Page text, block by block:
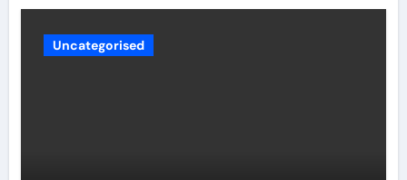
глубины человеческой
сущности
Uncategorised